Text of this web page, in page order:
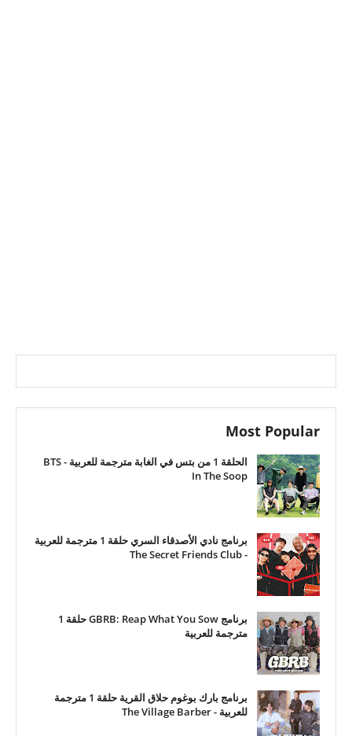
Most Popular
الحلقة 1 من بتس في الغابة مترجمة للعربية - BTS
In The Soop
برنامج نادي الأصدقاء السري حلقة 1 مترجمة للعربية
- The Secret Friends Club
برنامج GBRB: Reap What You Sow حلقة 1
مترجمة للعربية
برنامج بارك بوغوم حلاق القرية حلقة 1 مترجمة
للعربية - The Village Barber